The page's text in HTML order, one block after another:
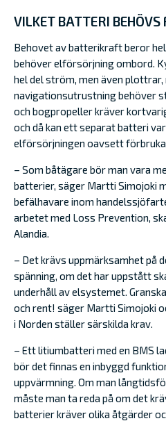
VILKET BATTERI BEHÖVS
Behovet av batterikraft beror
behöver elförsörjning ombord.
hel del ström, men även plottrar,
navigationsutrustning behöver
och bogpropeller kräver
och då kan ett separat batteri
elförsörjningen oavsett
– Som båtägare bör man vara
batterier, säger Martti Simojoki
befälhavare inom
arbetet med Loss Prevention,
Alandia.
– Det krävs uppmärksamhet på
spänning, om det har uppstått
underhåll av elsystemet.
och rent! säger Martti Simojoki
i Norden ställer särskilda krav.
– Ett litiumbatteri med en BMS
bör det finnas en inbyggd
uppvärmning. Om man
måste man ta reda på om det
batterier kräver olika åtgärder